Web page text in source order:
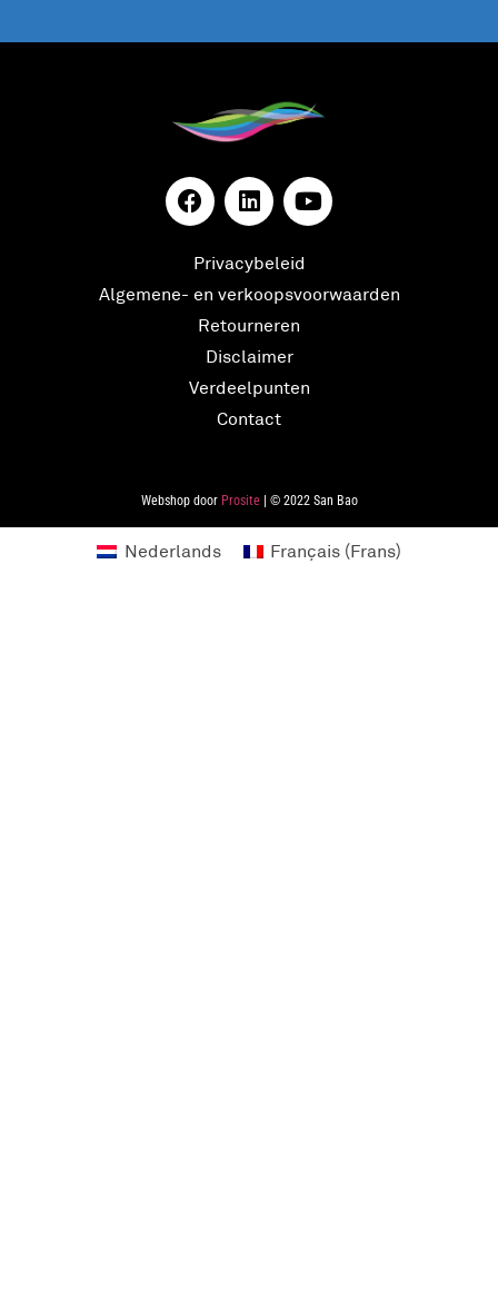
Privacybeleid
Algemene- en verkoopsvoorwaarden
Retourneren
Disclaimer
Verdeelpunten
Contact
Webshop door Prosite| © 2022 San Bao
Nederlands Français(Frans)